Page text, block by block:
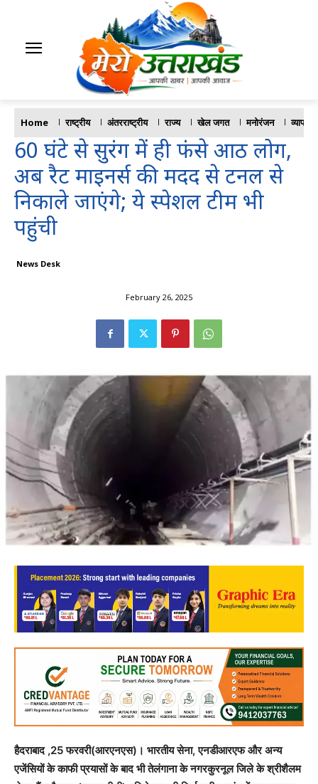
Home राष्ट्रीय अंतरराष्ट्रीय राज्य खेल जगत मनोरंजन व्यापार
60 घंटे से सुरंग में ही फंसे आठ लोग,
अब रैट माइनर्स की मदद से टनल से
निकाले जाएंगे; ये स्पेशल टीम भी
पहुंची
News Desk
February 26, 2025
हैदराबाद ,25 फरवरी(आरएनएस)। भारतीय सेना, एनडीआरएफ और अन्य
एजेंसियों के काफी प्रयासों के बाद भी तेलंगाना के नगरकुरनूल जिले के श्रीशैलम